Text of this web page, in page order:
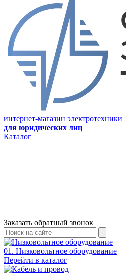
интернет-магазин электротехники
для юридических лиц
Каталог
Заказать обратный звонок
01. Низковольтное оборудование
Перейти в каталог